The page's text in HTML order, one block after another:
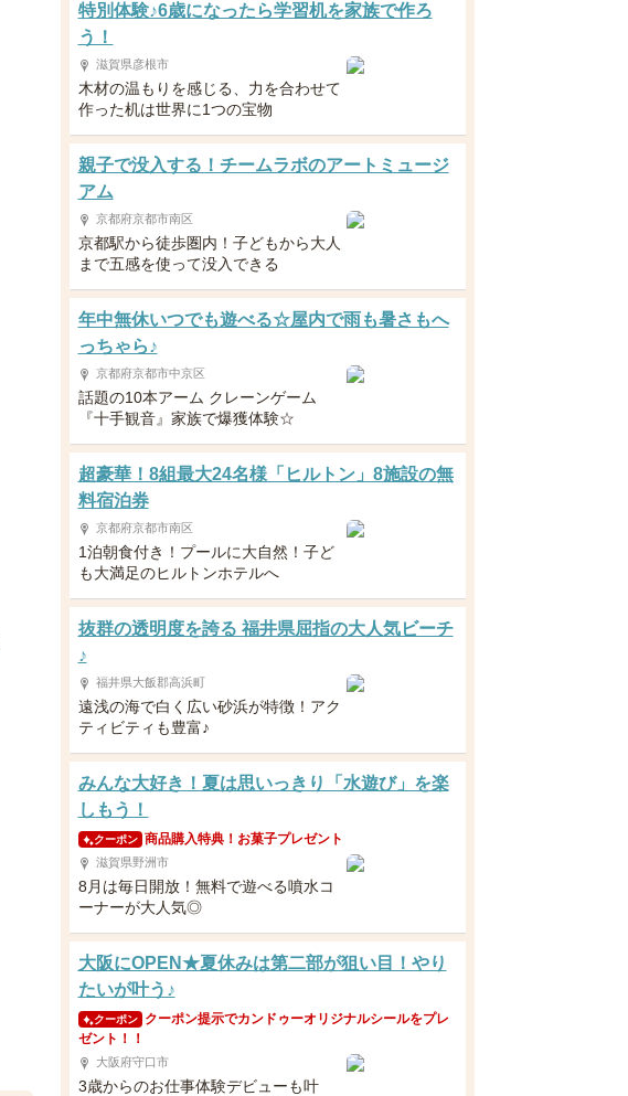
特別体験♪6歳になったら学習机を家族で作ろ
う！
滋賀県彦根市
木材の温もりを感じる、力を合わせて
作った机は世界に1つの宝物
親子で没入する！チームラボのアートミュージ
アム
京都府京都市南区
京都駅から徒歩圏内！子どもから大人
まで五感を使って没入できる
年中無休いつでも遊べる☆屋内で雨も暑さもへ
っちゃら♪
京都府京都市中京区
話題の10本アーム クレーンゲーム
『十手観音』家族で爆獲体験☆
超豪華！8組最大24名様「ヒルトン」8施設の無
料宿泊券
京都府京都市南区
1泊朝食付き！プールに大自然！子ど
も大満足のヒルトンホテルへ
抜群の透明度を誇る 福井県屈指の大人気ビーチ
♪
福井県大飯郡高浜町
遠浅の海で白く広い砂浜が特徴！アク
ティビティも豊富♪
みんな大好き！夏は思いっきり「水遊び」を楽
しもう！
クーポン 商品購入特典！お菓子プレゼント
滋賀県野洲市
8月は毎日開放！無料で遊べる噴水コ
ーナーが大人気◎
大阪にOPEN★夏休みは第二部が狙い目！やり
たいが叶う♪
クーポン
クーポン提示でカンドゥーオリジナルシールをプレ
ゼント！！
大阪府守口市
3歳からのお仕事体験デビューも叶